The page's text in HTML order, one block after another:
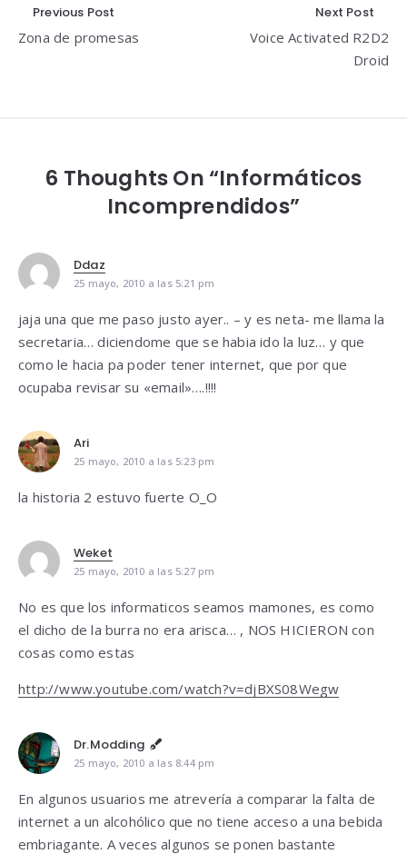
Navegación
de
Previous Post
Zona de promesas
Next Post
Voice Activated R2D2
Droid
6 Thoughts On “Informáticos
Incomprendidos”
Ddaz
25 mayo, 2010 a las 5:21 pm
jaja una que me paso justo ayer.. – y es neta- me llama la
secretaria… diciendome que se habia ido la luz… y que
como le hacia pa poder tener internet, que por que
ocupaba revisar su «email»….!!!!
Ari
25 mayo, 2010 a las 5:23 pm
la historia 2 estuvo fuerte O_O
Weket
25 mayo, 2010 a las 5:27 pm
No es que los informaticos seamos mamones, es como
el dicho de la burra no era arisca… , NOS HICIERON con
cosas como estas
http://www.youtube.com/watch?v=djBXS08Wegw
Dr.Modding
25 mayo, 2010 a las 8:44 pm
En algunos usuarios me atrevería a comparar la falta de
internet a un alcohólico que no tiene acceso a una bebida
embriagante. A veces algunos se ponen bastante